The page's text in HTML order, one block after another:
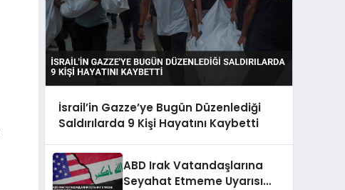
İsrail’in Gazze’ye Bugün Düzenlediği
Saldırılarda 9 Kişi Hayatını Kaybetti
ABD Irak Vatandaşlarına
Seyahat Etmeme Uyarısı